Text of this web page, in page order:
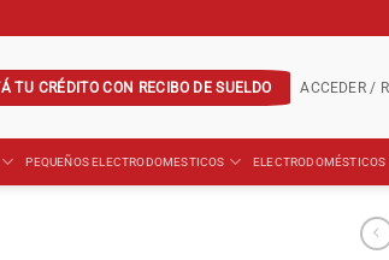
TU CRÉDITO CON RECIBO DE SUELDO ACCEDER /
PEQUEÑOS ELECTRODOMESTICOS ELECTRODOMÉSTICOS